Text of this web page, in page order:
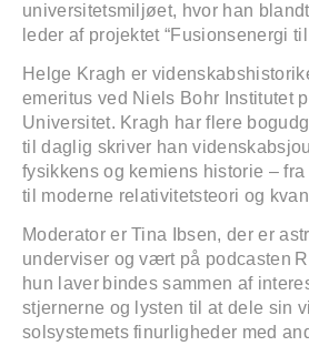
universitetsmiljøet, hvor han
leder af projektet “Fusionsenergi til
Helge Kragh er
emeritus ved Niels Bohr Institutet
Universitet. Kragh har flere
til daglig skriver han
fysikkens og kemiens historie –
til moderne relativitetsteori og
Moderator er Tina Ibsen, der er
underviser og vært på podcasten
hun laver bindes sammen af
stjernerne og lysten til at dele sin
solsystemets finurligheder med